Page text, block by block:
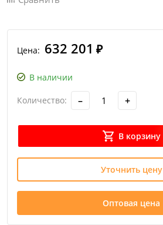
Цена: 632 201 ₽
В наличии
Количество: – +
В корзину
Уточнить цену
Оптовая цена